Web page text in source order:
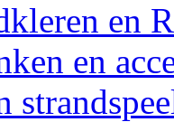
en
en